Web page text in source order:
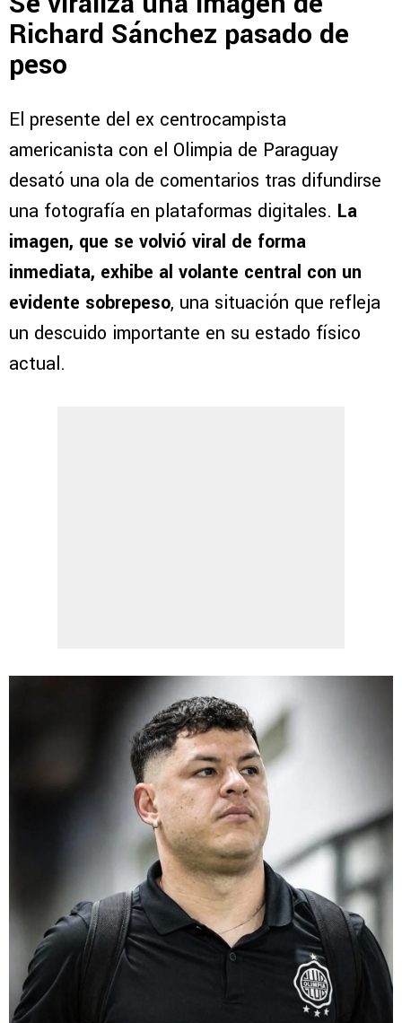
Richard Sánchez pasado de
peso
El presente del ex centrocampista
americanista con el Olimpia de Paraguay
desató una ola de comentarios tras difundirse
una fotografía en plataformas digitales. La
imagen, que se volvió viral de forma
inmediata, exhibe al volante central con un
evidente sobrepeso, una situación que refleja
un descuido importante en su estado físico
actual.